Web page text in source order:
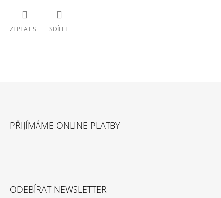
ZEPTAT SE SDÍLET
PŘIJÍMÁME ONLINE PLATBY
ODEBÍRAT NEWSLETTER